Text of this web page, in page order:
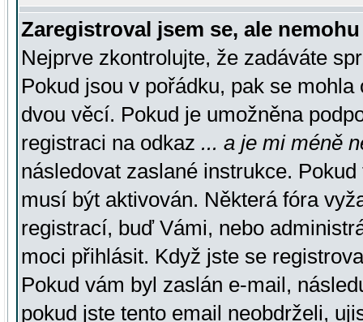
Zaregistroval jsem se, ale
Nejprve zkontrolujte, že zadáváte
Pokud jsou v pořádku, pak se
dvou věcí. Pokud je umožněna
registraci na odkaz ... a je mi méně
následovat zaslané instrukce.
musí být aktivován. Některá fóra
registrací, buď Vámi, nebo
moci přihlásit. Když jste se
Pokud vám byl zaslán e-mail,
pokud jste tento email neobdrželi,